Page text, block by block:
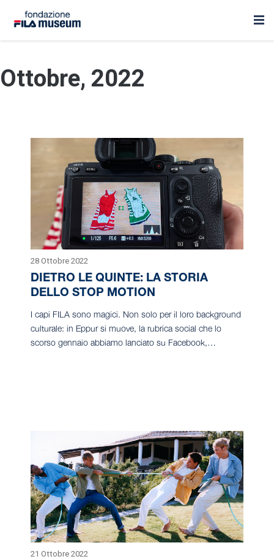
Ottobre, 2022
28 Ottobre 2022
DIETRO LE QUINTE: LA STORIA
DELLO STOP MOTION
I capi FILA sono magici. Non solo per il loro background
culturale: in Eppur si muove, la rubrica social che lo
scorso gennaio abbiamo lanciato su Facebook,…
21 Ottobre 2022